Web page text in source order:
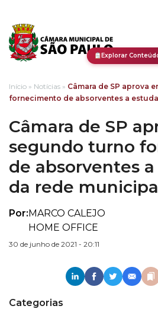
Explorar
Início » Notícias » Câmara de SP aprova
fornecimento de absorventes a
Câmara de SP
segundo turno
de absorventes
da rede
Por:MARCO CALEJO
HOME OFFICE
30 de junho de 2021 - 20:11
Categorias